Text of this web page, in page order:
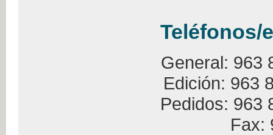
Teléfonos/
General: 963
Edición: 963
Pedidos: 963
Fax: